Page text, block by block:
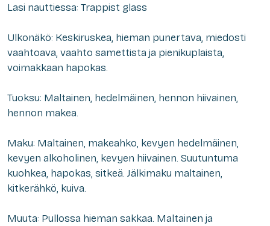
Lasi nauttiessa: Trappist glass
Ulkonäkö: Keskiruskea, hieman punertava, miedosti
vaahtoava, vaahto samettista ja pienikuplaista,
voimakkaan hapokas.
Tuoksu: Maltainen, hedelmäinen, hennon hiivainen,
hennon makea.
Maku: Maltainen, makeahko, kevyen hedelmäinen,
kevyen alkoholinen, kevyen hiivainen. Suutuntuma
kuohkea, hapokas, sitkeä. Jälkimaku maltainen,
kitkerähkö, kuiva.
Muuta: Pullossa hieman sakkaa. Maltainen ja